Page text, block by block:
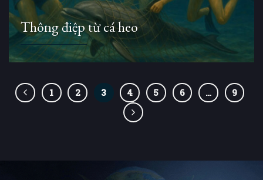
Thông điệp từ cá heo
1 2 3 4 5 6 … 9